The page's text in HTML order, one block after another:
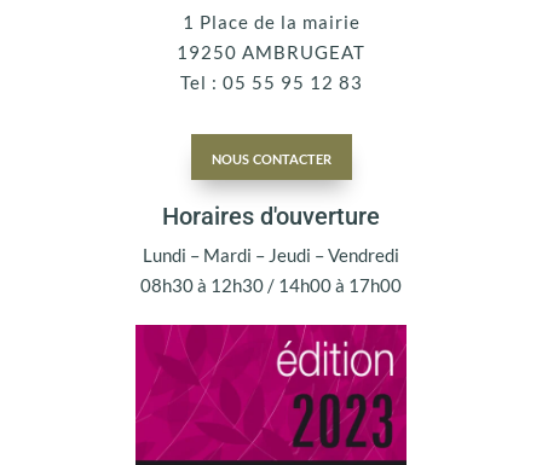
1 Place de la mairie
19250 AMBRUGEAT
Tel : 05 55 95 12 83
nous contacter
Horaires d'ouverture
Lundi – Mardi – Jeudi – Vendredi
08h30 à 12h30 / 14h00 à 17h00